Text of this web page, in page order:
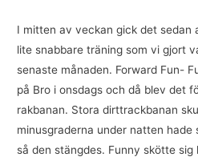
I mitten av veckan gick det sedan
lite snabbare träning som vi gjort
senaste månaden. Forward Fun-
på Bro i onsdags och då blev det
rakbanan. Stora dirttrackbanan
minusgraderna under natten
så den stängdes. Funny skötte